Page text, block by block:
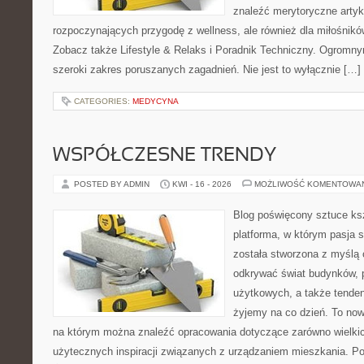
znaleźć merytoryczne
rozpoczynających przygodę z wellness, ale również dla
Zobacz także Lifestyle & Relaks i Poradnik Techniczny.
szeroki zakres poruszanych zagadnień. Nie jest to wyłącznie […]
CATEGORIES: MEDYCYNA
WSPÓŁCZESNE TRENDY
POSTED BY ADMIN KWI - 16 - 2026 MOŻLIWOŚĆ
Blog poświęcony sztuce
platforma, w którym pasja
została stworzona z
odkrywać świat
użytkowych, a także
żyjemy na co dzień. To
na którym można znaleźć opracowania dotyczące zarówno
użytecznych inspiracji związanych z urządzaniem mieszkania.